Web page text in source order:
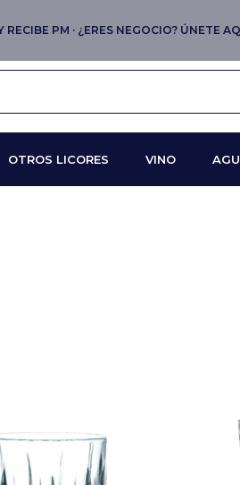
PM · ¿ERES NEGOCIO? ÚNETE
OTROS LICORES VINO